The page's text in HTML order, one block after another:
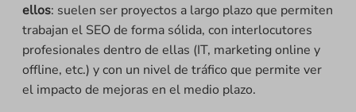
ellos: suelen ser proyectos a largo plazo que permiten
trabajan el SEO de forma sólida, con interlocutores
profesionales dentro de ellas (IT, marketing online y
offline, etc.) y con un nivel de tráfico que permite ver
el impacto de mejoras en el medio plazo.